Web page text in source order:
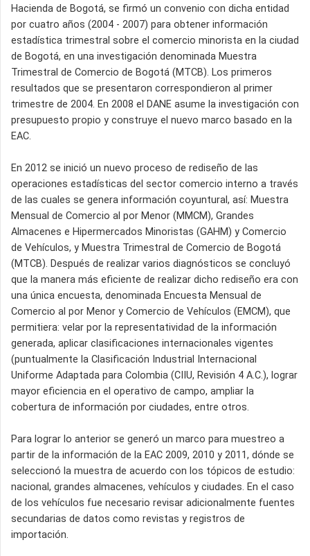
Hacienda de Bogotá, se firmó un convenio con dicha entidad
por cuatro años (2004 - 2007) para obtener información
estadística trimestral sobre el comercio minorista en la ciudad
de Bogotá, en una investigación denominada Muestra
Trimestral de Comercio de Bogotá (MTCB). Los primeros
resultados que se presentaron correspondieron al primer
trimestre de 2004. En 2008 el DANE asume la investigación con
presupuesto propio y construye el nuevo marco basado en la
EAC.
En 2012 se inició un nuevo proceso de rediseño de las
operaciones estadísticas del sector comercio interno a través
de las cuales se genera información coyuntural, así: Muestra
Mensual de Comercio al por Menor (MMCM), Grandes
Almacenes e Hipermercados Minoristas (GAHM) y Comercio
de Vehículos, y Muestra Trimestral de Comercio de Bogotá
(MTCB). Después de realizar varios diagnósticos se concluyó
que la manera más eficiente de realizar dicho rediseño era con
una única encuesta, denominada Encuesta Mensual de
Comercio al por Menor y Comercio de Vehículos (EMCM), que
permitiera: velar por la representatividad de la información
generada, aplicar clasificaciones internacionales vigentes
(puntualmente la Clasificación Industrial Internacional
Uniforme Adaptada para Colombia (CIIU, Revisión 4 A.C.), lograr
mayor eficiencia en el operativo de campo, ampliar la
cobertura de información por ciudades, entre otros.
Para lograr lo anterior se generó un marco para muestreo a
partir de la información de la EAC 2009, 2010 y 2011, dónde se
seleccionó la muestra de acuerdo con los tópicos de estudio:
nacional, grandes almacenes, vehículos y ciudades. En el caso
de los vehículos fue necesario revisar adicionalmente fuentes
secundarias de datos como revistas y registros de
importación.